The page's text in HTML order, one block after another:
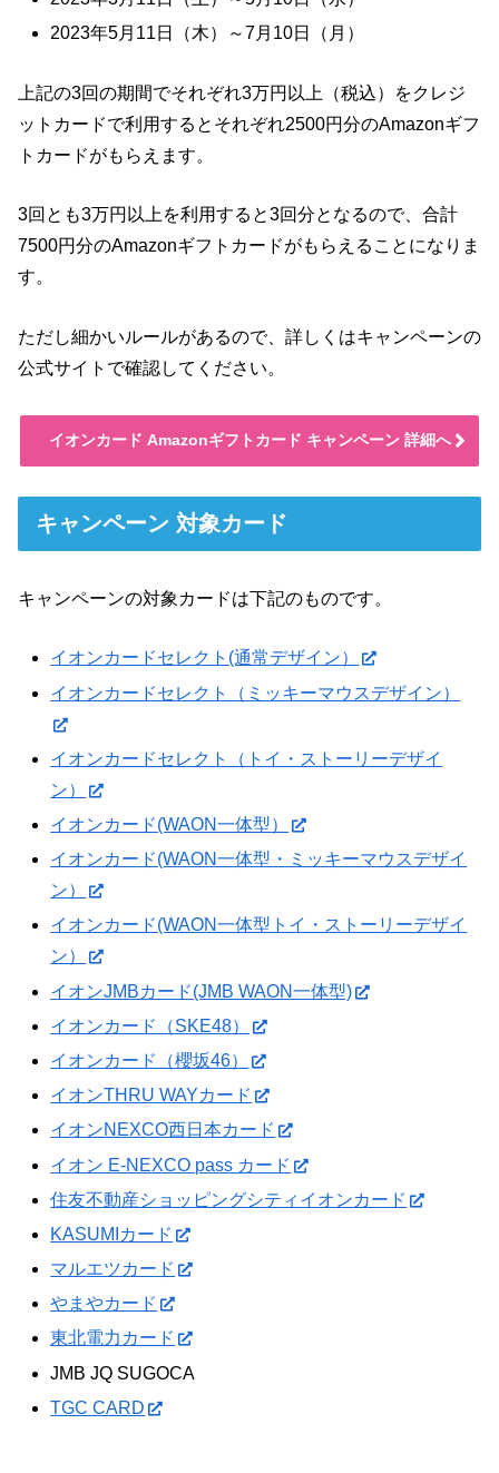
2023年5月11日（木）～7月10日（月）
上記の3回の期間でそれぞれ3万円以上（税込）をクレジ
ットカードで利用するとそれぞれ2500円分のAmazonギフ
トカードがもらえます。
3回とも3万円以上を利用すると3回分となるので、合計
7500円分のAmazonギフトカードがもらえることになりま
す。
ただし細かいルールがあるので、詳しくはキャンペーンの
公式サイトで確認してください。
イオンカード Amazonギフトカード キャンペーン 詳細へ
キャンペーン 対象カード
キャンペーンの対象カードは下記のものです。
イオンカードセレクト(通常デザイン）
イオンカードセレクト（ミッキーマウスデザイン）
イオンカードセレクト（トイ・ストーリーデザイ
ン）
イオンカード(WAON一体型）
イオンカード(WAON一体型・ミッキーマウスデザイ
ン）
イオンカード(WAON一体型トイ・ストーリーデザイ
ン）
イオンJMBカード(JMB WAON一体型)
イオンカード（SKE48）
イオンカード（櫻坂46）
イオンTHRU WAYカード
イオンNEXCO西日本カード
イオン E-NEXCO pass カード
住友不動産ショッピングシティイオンカード
KASUMIカード
マルエツカード
やまやカード
東北電力カード
JMB JQ SUGOCA
TGC CARD